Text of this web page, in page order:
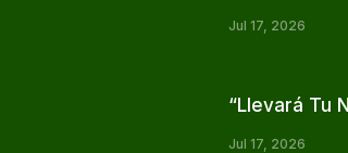
Jul 17, 2026
“Llevará Tu
Jul 17, 2026